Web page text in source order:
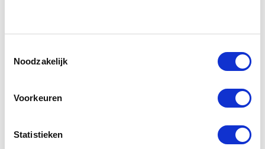
Noodzakelijk
Voorkeuren
Statistieken
Geslacht: Reu
Hoeveel dagen te gast geweest:
175 dagen
Tommy is een lief en makkelijk Jack Russelreutje van twaalf jaar oud.
Zijn eigenaresse van inmiddels 98 jaar oud heeft heel lang